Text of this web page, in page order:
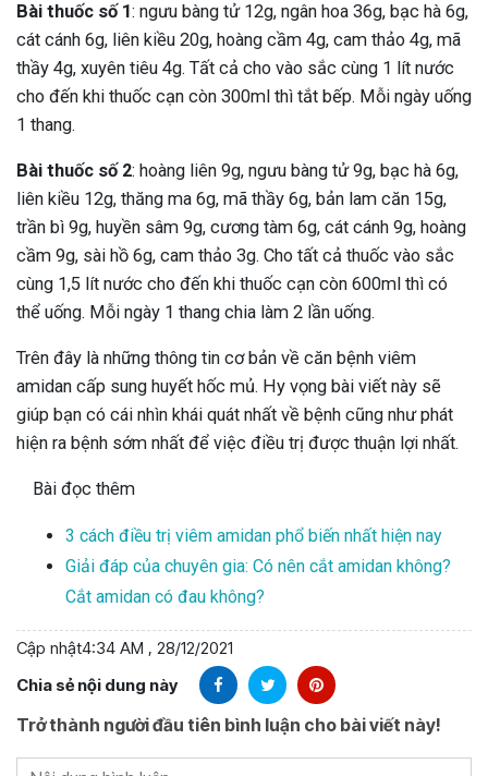
Bài thuốc số 1: ngưu bàng tử 12g, ngân hoa 36g, bạc hà 6g,
cát cánh 6g, liên kiều 20g, hoàng cầm 4g, cam thảo 4g, mã
thầy 4g, xuyên tiêu 4g. Tất cả cho vào sắc cùng 1 lít nước
cho đến khi thuốc cạn còn 300ml thì tắt bếp. Mỗi ngày uống
1 thang.
Bài thuốc số 2: hoàng liên 9g, ngưu bàng tử 9g, bạc hà 6g,
liên kiều 12g, thăng ma 6g, mã thầy 6g, bản lam căn 15g,
trần bì 9g, huyền sâm 9g, cương tàm 6g, cát cánh 9g, hoàng
cầm 9g, sài hồ 6g, cam thảo 3g. Cho tất cả thuốc vào sắc
cùng 1,5 lít nước cho đến khi thuốc cạn còn 600ml thì có
thể uống. Mỗi ngày 1 thang chia làm 2 lần uống.
Trên đây là những thông tin cơ bản về căn bệnh viêm
amidan cấp sung huyết hốc mủ. Hy vọng bài viết này sẽ
giúp bạn có cái nhìn khái quát nhất về bệnh cũng như phát
hiện ra bệnh sớm nhất để việc điều trị được thuận lợi nhất.
Bài đọc thêm
3 cách điều trị viêm amidan phổ biến nhất hiện nay
Giải đáp của chuyên gia: Có nên cắt amidan không?
Cắt amidan có đau không?
Cập nhật4:34 AM , 28/12/2021
Chia sẻ nội dung này
Trở thành người đầu tiên bình luận cho bài viết này!